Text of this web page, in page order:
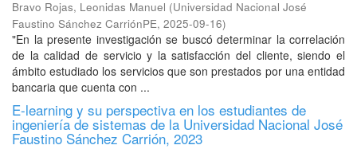
Bravo Rojas, Leonidas Manuel (Universidad Nacional José
Faustino Sánchez CarriónPE, 2025-09-16)
"En la presente investigación se buscó determinar la correlación
de la calidad de servicio y la satisfacción del cliente, siendo el
ámbito estudiado los servicios que son prestados por una entidad
bancaria que cuenta con ...
E-learning y su perspectiva en los estudiantes de
ingeniería de sistemas de la Universidad Nacional José
Faustino Sánchez Carrión, 2023